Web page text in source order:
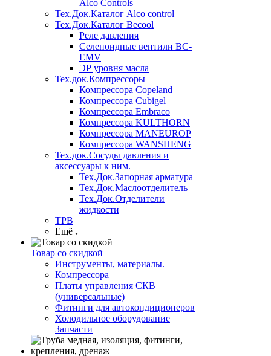
Alco Controls
Тех.Док.Каталог Alco control
Тех.Док.Каталог Becool
Реле давления
Селеноидные вентили BC-
EMV
ЭР уровня масла
Тех.док.Компрессоры
Компрессора Copeland
Компрессора Cubigel
Компрессора Embraco
Компрессора KULTHORN
Компрессора MANEUROP
Компрессора WANSHENG
Тех.док.Сосуды давления и
аксессуары к ним.
Тех.Док.Запорная арматура
Тех.Док.Маслоотделитель
Тех.Док.Отделители
жидкости
ТРВ
Ещё
Товар со скидкой
Инструменты, материалы.
Компрессора
Платы управления СКВ
(универсальные)
Фитинги для автокондиционеров
Холодильное оборудование
Запчасти